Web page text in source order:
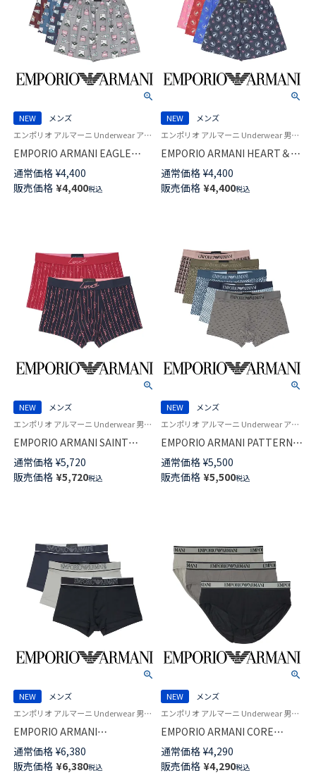
NEW
メンズ
エンポリオ アルマーニ Underwear アンダーウェア 紳士 下着 男性
EMPORIO ARMANI EAGLE
CREST イーグル クレス コット
ン ウーブン トランクス 【M/L】
前開き 日本サイズ メンズ
通常価格 ¥4,400
販売価格 ¥4,400税込
NEW
メンズ
エンポリオ アルマーニ Underwear 男性 アンダーウェア 紳士 下着
EMPORIO ARMANI HEART＆
DOG ハート＆ドッグ コットン
ウーブン トランクス 【M/L】 前開
き 日本サイズ メンズ 54260005
通常価格 ¥4,400
販売価格 ¥4,400税込
NEW
メンズ
エンポリオ アルマーニ Underwear 男性 ブランド アンダーウェア 紳士 下着
EMPORIO ARMANI SAINT
VALENTINE セイント バレンタ
イン ボクサーパンツ 【S/M/L】 前
閉じ EUサイズ メンズ
通常価格 ¥5,720
販売価格 ¥5,720税込
NEW
メンズ
エンポリオ アルマーニ Underwear アンダーウェア 紳士 下着
EMPORIO ARMANI PATTERN
MIX パターンミックス ボクサー
パンツ 【S/M/L】 前閉じ EUサイ
ズ メンズ 54068852
通常価格 ¥5,500
販売価格 ¥5,500税込
NEW
メンズ
エンポリオ アルマーニ Underwear 男性 アンダーウェア 紳士 下着
EMPORIO ARMANI
UNDERLINED LOGOBAND アン
ダーラインド ロゴバンド メッ
シュ ボクサーパンツ
通常価格 ¥6,380
販売価格 ¥6,380税込
NEW
メンズ
エンポリオ アルマーニ Underwear 男性 アンダーウェア 紳士 下着
EMPORIO ARMANI CORE
LOGOBAND ストレッチコット
ン コア ロゴバンド ブリーフ パ
ンツ 前閉じ EUサイズ メンズ
通常価格 ¥4,290
販売価格 ¥4,290税込